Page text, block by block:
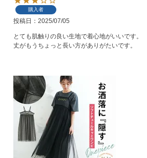
購入者
投稿日 2025/07/05
とても肌触りの良い生地で着心地がいいです。
丈がもうちょっと長い方がありがたいです。